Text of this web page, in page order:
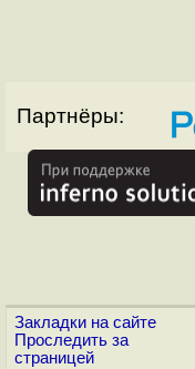
Партнёры:
Закладки на сайте
Проследить за
страницей